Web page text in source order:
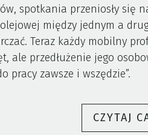
spotkania przeniosły się
między jednym a
Teraz każdy mobilny
ale przedłużenie jego
pracy zawsze i wszędzie”.
CZYTAJ